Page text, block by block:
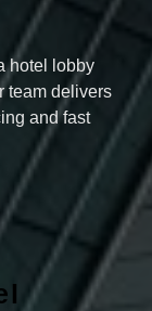
hotel lobby
team delivers
and fast